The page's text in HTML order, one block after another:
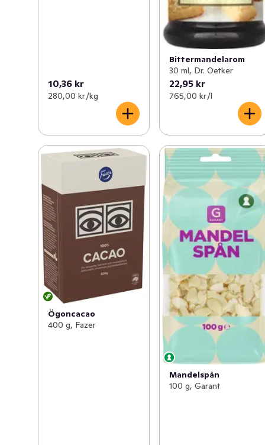
10,36 kr
280,00 kr /kg
Bittermandelarom
30 ml, Dr. Oetker
22,95 kr
765,00 kr /l
Ögoncacao
400 g, Fazer
Mandelspån
100 g, Garant